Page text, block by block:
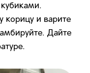
корицу и варите
Дайте